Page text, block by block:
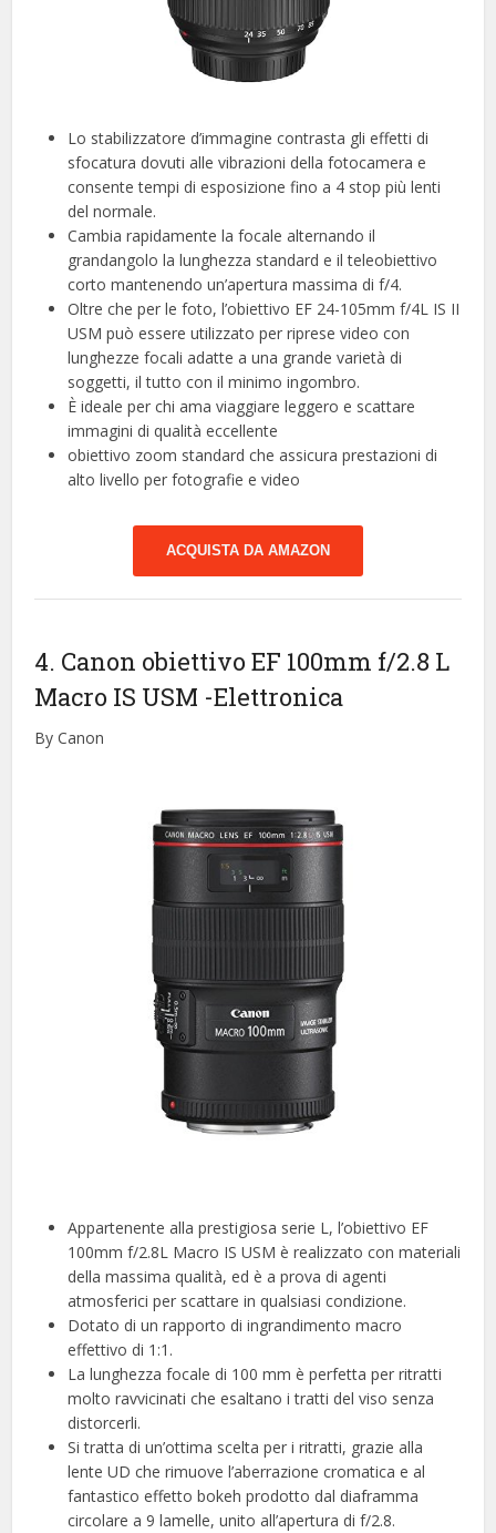
Lo stabilizzatore d’immagine contrasta gli effetti di
sfocatura dovuti alle vibrazioni della fotocamera e
consente tempi di esposizione fino a 4 stop più lenti
del normale.
Cambia rapidamente la focale alternando il
grandangolo la lunghezza standard e il teleobiettivo
corto mantenendo un’apertura massima di f/4.
Oltre che per le foto, l’obiettivo EF 24-105mm f/4L IS II
USM può essere utilizzato per riprese video con
lunghezze focali adatte a una grande varietà di
soggetti, il tutto con il minimo ingombro.
È ideale per chi ama viaggiare leggero e scattare
immagini di qualità eccellente
obiettivo zoom standard che assicura prestazioni di
alto livello per fotografie e video
ACQUISTA DA AMAZON
4. Canon obiettivo EF 100mm f/2.8 L
Macro IS USM -Elettronica
By Canon
Appartenente alla prestigiosa serie L, l’obiettivo EF
100mm f/2.8L Macro IS USM è realizzato con materiali
della massima qualità, ed è a prova di agenti
atmosferici per scattare in qualsiasi condizione.
Dotato di un rapporto di ingrandimento macro
effettivo di 1:1.
La lunghezza focale di 100 mm è perfetta per ritratti
molto ravvicinati che esaltano i tratti del viso senza
distorcerli.
Si tratta di un’ottima scelta per i ritratti, grazie alla
lente UD che rimuove l’aberrazione cromatica e al
fantastico effetto bokeh prodotto dal diaframma
circolare a 9 lamelle, unito all’apertura di f/2.8.